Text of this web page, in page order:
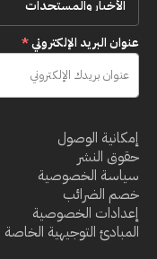
عنوان البريد الإلكتروني*
إمكانية الوصول
حقوق النشر
سياسة الخصوصية
خصم الضرائب
إعدادات الخصوصية
المبادئ التوجيهية